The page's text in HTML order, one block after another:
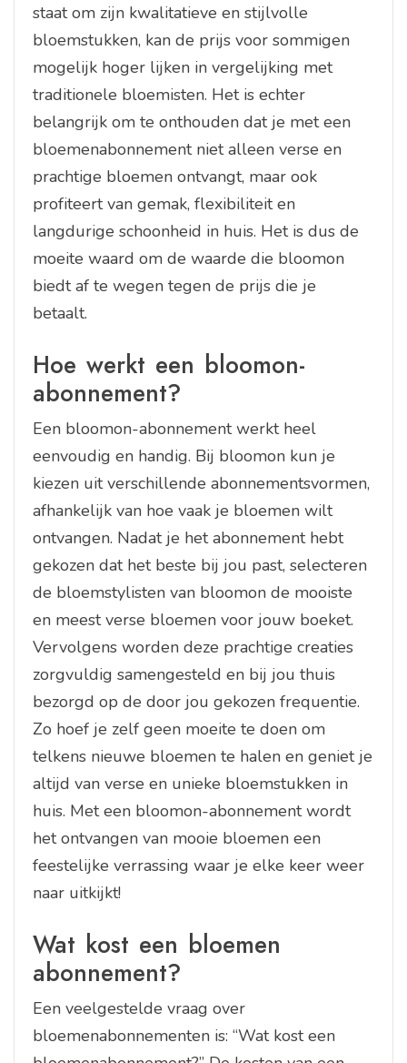
staat om zijn kwalitatieve en stijlvolle
bloemstukken, kan de prijs voor sommigen
mogelijk hoger lijken in vergelijking met
traditionele bloemisten. Het is echter
belangrijk om te onthouden dat je met een
bloemenabonnement niet alleen verse en
prachtige bloemen ontvangt, maar ook
profiteert van gemak, flexibiliteit en
langdurige schoonheid in huis. Het is dus de
moeite waard om de waarde die bloomon
biedt af te wegen tegen de prijs die je
betaalt.
Hoe werkt een bloomon-
abonnement?
Een bloomon-abonnement werkt heel
eenvoudig en handig. Bij bloomon kun je
kiezen uit verschillende abonnementsvormen,
afhankelijk van hoe vaak je bloemen wilt
ontvangen. Nadat je het abonnement hebt
gekozen dat het beste bij jou past, selecteren
de bloemstylisten van bloomon de mooiste
en meest verse bloemen voor jouw boeket.
Vervolgens worden deze prachtige creaties
zorgvuldig samengesteld en bij jou thuis
bezorgd op de door jou gekozen frequentie.
Zo hoef je zelf geen moeite te doen om
telkens nieuwe bloemen te halen en geniet je
altijd van verse en unieke bloemstukken in
huis. Met een bloomon-abonnement wordt
het ontvangen van mooie bloemen een
feestelijke verrassing waar je elke keer weer
naar uitkijkt!
Wat kost een bloemen
abonnement?
Een veelgestelde vraag over
bloemenabonnementen is: “Wat kost een